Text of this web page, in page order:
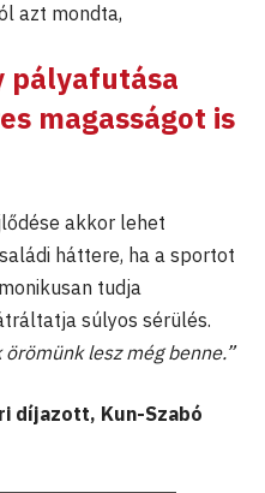
azt mondta,
pályafutása
magasságot is
akkor lehet
háttere, ha a sportot
tudja
súlyos sérülés.
lesz még benne.”
díjazott, Kun-Szabó